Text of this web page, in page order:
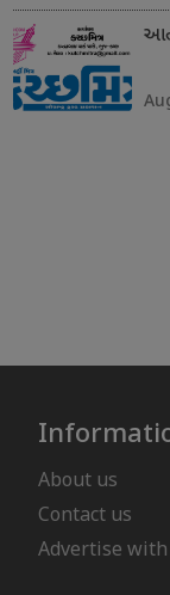
About us
Contact us
Advertise